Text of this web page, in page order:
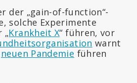
der „gain-of-function“-
solche Experimente
„Krankheit X“ führen, vor
warnt
neuen Pandemie führen